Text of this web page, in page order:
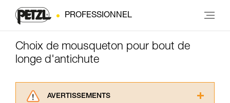
PROFESSIONNEL
Choix de mousqueton pour bout de
longe d'antichute
AVERTISSEMENTS